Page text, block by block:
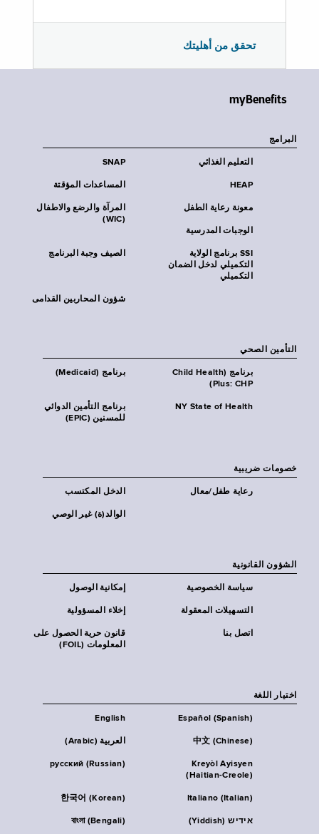
تحقق من أهليتك
myBenefits
البرامج
SNAP التعليم الغذائي
المساعدات المؤقتة HEAP
المرآة والرضع والاطفال
(WIC)
معونة رعاية الطفل
الوجبات المدرسية
الصيف وجبة البرنامج
SSI برنامج الولاية
التكميلي لدخل الضمان
التكميلي
شؤون المحاربين القدامى
التأمين الصحي
برنامج (Medicaid)
برنامج (Child Health
Plus: CHP)
برنامج التأمين الدوائي
للمسنين (EPIC)
NY State of Health
خصومات ضريبية
الدخل المكتسب رعاية طفل/معال
الوالد(ة) غير الوصي
الشؤون القانونية
إمكانية الوصول سياسة الخصوصية
إخلاء المسؤولية التسهيلات المعقولة
قانون حرية الحصول على
المعلومات (FOIL)
اتصل بنا
اختيار اللغة
English Español (Spanish)
العربية (Arabic) 中文 (Chinese)
русский (Russian)
Kreyòl Ayisyen
(Haitian-Creole)
한국어 (Korean) Italiano (Italian)
বাংলা (Bengali) אידיש (Yiddish)